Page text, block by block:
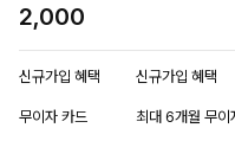
2,000
신규가입 혜택 신규가입 혜택
무이자 카드 최대 6개월 무이